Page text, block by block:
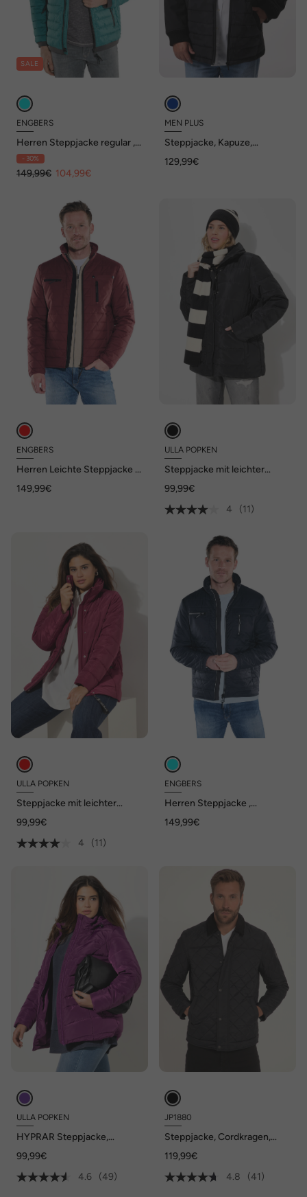
SALE
ENGBERS
Herren Steppjacke regular ,
Tuerkis
- 30%
149,99€ 104,99€
MEN PLUS
Steppjacke, Kapuze,
129,99€
ENGBERS
Herren Leichte Steppjacke ,
149,99€
ULLA POPKEN
Steppjacke mit leichter
Eingriffstatschen, langarm
99,99€
4
(11)
ULLA POPKEN
Steppjacke mit leichter
Eingriffstatschen, langarm
99,99€
4
(11)
ENGBERS
Herren Steppjacke ,
149,99€
ULLA POPKEN
HYPRAR Steppjacke,
99,99€
4.6
(49)
JP1880
Steppjacke, Cordkragen,
119,99€
4.8
(41)